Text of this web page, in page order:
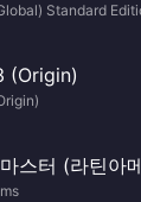
Standard
(Origin)
스터 (라틴아